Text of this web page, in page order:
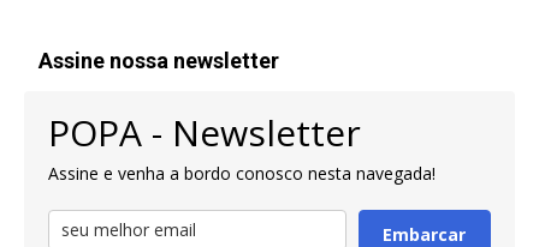
Assine nossa newsletter
POPA - Newsletter
Assine e venha a bordo conosco nesta navegada!
Embarcar